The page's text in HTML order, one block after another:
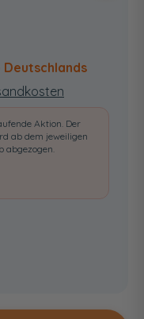
Aktion. Der
ab dem jeweiligen